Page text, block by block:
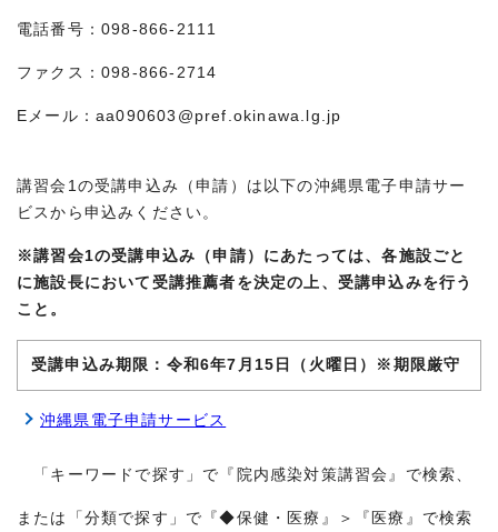
電話番号：098-866-2111
ファクス：098-866-2714
Eメール：aa090603@pref.okinawa.lg.jp
講習会1の受講申込み（申請）は以下の沖縄県電子申請サー
ビスから申込みください。
※講習会1の受講申込み（申請）にあたっては、各施設ごと
に施設長において受講推薦者を決定の上、受講申込みを行う
こと。
受講申込み期限：令和6年7月15日（火曜日）※期限厳守
沖縄県電子申請サービス
「キーワードで探す」で『院内感染対策講習会』で検索、
または「分類で探す」で『◆保健・医療』＞『医療』で検索